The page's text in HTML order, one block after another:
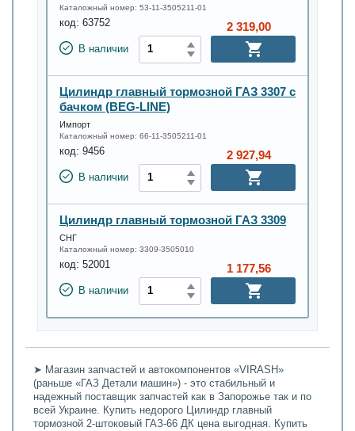
Каталожный номер: 53-11-3505211-01
код: 63752
В наличии
2 319,00
Цилиндр главный тормозной ГАЗ 3307 с
бачком (BEG-LINE)
Импорт
Каталожный номер: 66-11-3505211-01
код: 9456
В наличии
2 927,94
Цилиндр главный тормозной ГАЗ 3309
СНГ
Каталожный номер: 3309-3505010
код: 52001
В наличии
1 177,56
➤ Магазин запчастей и автокомпонентов «VIRASH»
(раньше «ГАЗ Детали машин») - это стабильный и
надежный поставщик запчастей как в Запорожье так и по
всей Украине. Купить недорого Цилиндр главный
тормозной 2-штоковый ГАЗ-66 ДК цена выгодная. Купить